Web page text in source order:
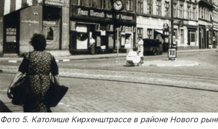
Фото 5. Католише Кирхенштрассе в районе Нового